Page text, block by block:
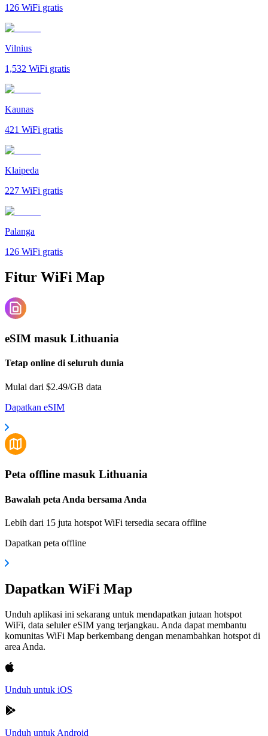
126 WiFi gratis
Vilnius
1,532 WiFi gratis
Kaunas
421 WiFi gratis
Klaipeda
227 WiFi gratis
Palanga
126 WiFi gratis
Fitur WiFi Map
eSIM masuk Lithuania
Tetap online di seluruh dunia
Mulai dari $2.49/GB data
Dapatkan eSIM
Peta offline masuk Lithuania
Bawalah peta Anda bersama Anda
Lebih dari 15 juta hotspot WiFi tersedia secara offline
Dapatkan peta offline
Dapatkan WiFi Map
Unduh aplikasi ini sekarang untuk mendapatkan jutaan hotspot
WiFi, data seluler eSIM yang terjangkau. Anda dapat membantu
komunitas WiFi Map berkembang dengan menambahkan hotspot di
area Anda.
Unduh untuk iOS
Unduh untuk Android